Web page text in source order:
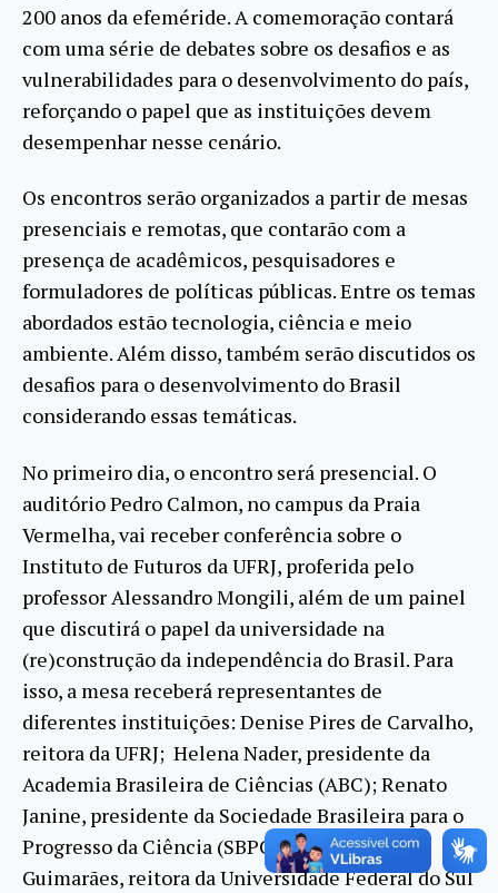
200 anos da efeméride. A comemoração contará
com uma série de debates sobre os desafios e as
vulnerabilidades para o desenvolvimento do país,
reforçando o papel que as instituições devem
desempenhar nesse cenário.
Os encontros serão organizados a partir de mesas
presenciais e remotas, que contarão com a
presença de acadêmicos, pesquisadores e
formuladores de políticas públicas. Entre os temas
abordados estão tecnologia, ciência e meio
ambiente. Além disso, também serão discutidos os
desafios para o desenvolvimento do Brasil
considerando essas temáticas.
No primeiro dia, o encontro será presencial. O
auditório Pedro Calmon, no campus da Praia
Vermelha, vai receber conferência sobre o
Instituto de Futuros da UFRJ, proferida pelo
professor Alessandro Mongili, além de um painel
que discutirá o papel da universidade na
(re)construção da independência do Brasil. Para
isso, a mesa receberá representantes de
diferentes instituições: Denise Pires de Carvalho,
reitora da UFRJ; Helena Nader, presidente da
Academia Brasileira de Ciências (ABC); Renato
Janine, presidente da Sociedade Brasileira para o
Progresso da Ciência (SBPC); Joana Angélica
Guimarães, reitora da Universidade Federal do Sul